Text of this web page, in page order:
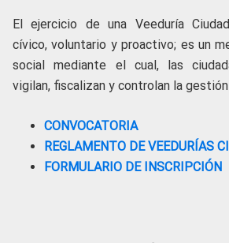
El ejercicio de una Veeduría
cívico, voluntario y proactivo; es un
social mediante el cual, las
vigilan, fiscalizan y controlan la
CONVOCATORIA
REGLAMENTO DE VEEDURÍAS
FORMULARIO DE INSCRIPCIÓN